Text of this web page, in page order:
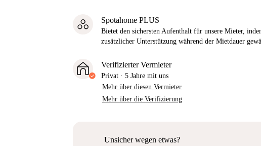
Spotahome PLUS
Bietet den sichersten Aufenthalt für unsere Mieter,
zusätzlicher Unterstützung während der Mietdauer
Verifizierter Vermieter
Privat · 5 Jahre mit uns
Mehr über diesen Vermieter
Mehr über die Verifizierung
Unsicher wegen etwas?